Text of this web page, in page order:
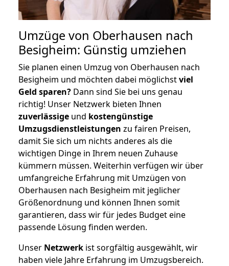
Umzüge von Oberhausen nach
Besigheim: Günstig umziehen
Sie planen einen Umzug von Oberhausen nach
Besigheim und möchten dabei möglichstviel
Geld sparen? Dann sind Sie bei uns genau
richtig! Unser Netzwerk bieten Ihnen
zuverlässige und kostengünstige
Umzugsdienstleistungen zu fairen Preisen,
damit Sie sich um nichts anderes als die
wichtigen Dinge in Ihrem neuen Zuhause
kümmern müssen. Weiterhin verfügen wir über
umfangreiche Erfahrung mit Umzügen von
Oberhausen nach Besigheim mit jeglicher
Größenordnung und können Ihnen somit
garantieren, dass wir für jedes Budget eine
passende Lösung finden werden.
Unser Netzwerk ist sorgfältig ausgewählt, wir
haben viele Jahre Erfahrung im Umzugsbereich.